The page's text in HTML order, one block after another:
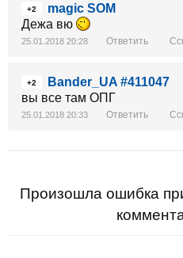
+2
magic SOM
Дежа вю
25.01.2018 20:28 Ответить
+2
Bander_UA #411047
вы все там ОПГ
25.01.2018 20:33 Ответить
Произошла ошибка